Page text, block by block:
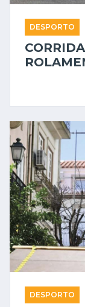
DESPORTO
DESPORTO